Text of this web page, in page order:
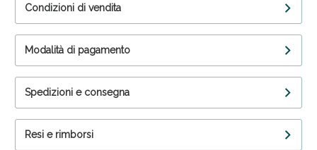
Condizioni di vendita
Modalità di pagamento
Spedizioni e consegna
Resi e rimborsi